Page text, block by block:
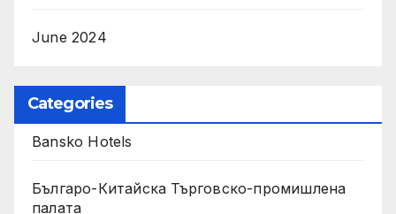
June 2024
Categories
Bansko Hotels
Българо-Китайска Търговско-промишлена
палaта